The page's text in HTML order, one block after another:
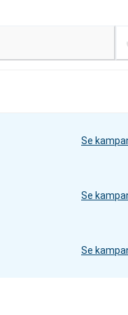
Se
Se
Se